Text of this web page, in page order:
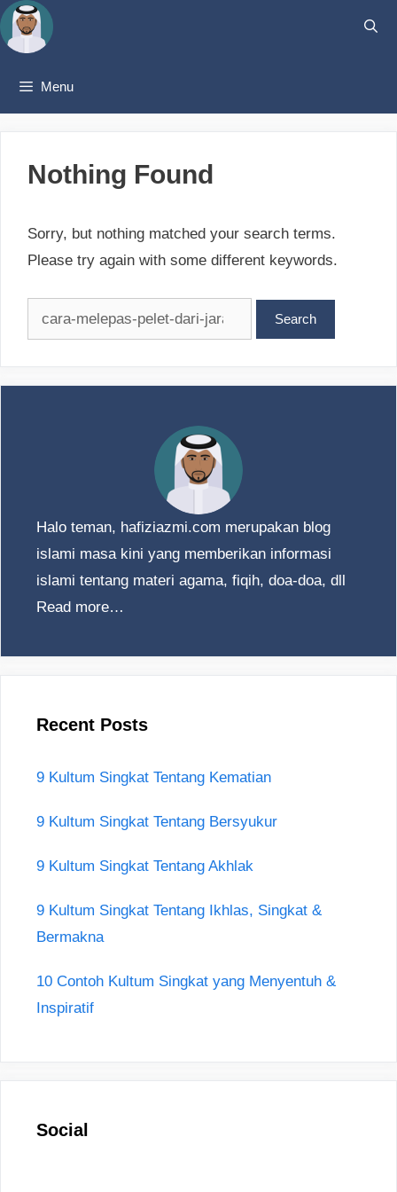
Skip
to
Menu
Nothing Found
Sorry, but nothing matched your search terms.
Please try again with some different keywords.
for:
Halo teman, hafiziazmi.com merupakan blog
islami masa kini yang memberikan informasi
islami tentang materi agama, fiqih, doa-doa, dll
Read more…
Recent Posts
9 Kultum Singkat Tentang Kematian
9 Kultum Singkat Tentang Bersyukur
9 Kultum Singkat Tentang Akhlak
9 Kultum Singkat Tentang Ikhlas, Singkat &
Bermakna
10 Contoh Kultum Singkat yang Menyentuh &
Inspiratif
Social